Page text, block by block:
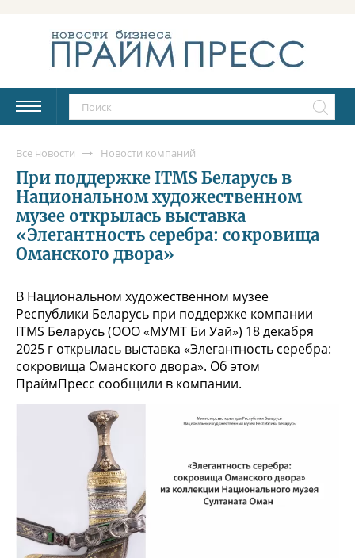
Все новости Новости компаний
При поддержке ITMS Беларусь в
Национальном художественном
музее открылась выставка
«Элегантность серебра: сокровища
Оманского двора»
В Национальном художественном музее
Республики Беларусь при поддержке компании
ITMS Беларусь (ООО «МУМТ Би Уай») 18 декабря
2025 г открылась выставка «Элегантность серебра:
сокровища Оманского двора». Об этом
ПраймПресс сообщили в компании.